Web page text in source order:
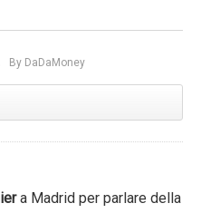
By DaDaMoney
a Madrid per parlare della